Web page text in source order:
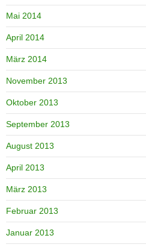
Mai 2014
April 2014
März 2014
November 2013
Oktober 2013
September 2013
August 2013
April 2013
März 2013
Februar 2013
Januar 2013